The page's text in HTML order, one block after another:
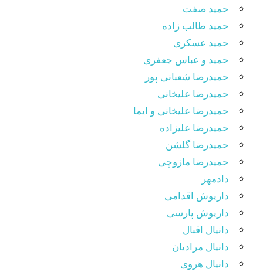
حمید صفت
حمید طالب زاده
حمید عسکری
حمید و عباس جعفری
حمیدرضا شعبانی پور
حمیدرضا علیخانی
حمیدرضا علیخانی و ایما
حمیدرضا علیزاده
حمیدرضا گلشن
حمیدرضا مازوچی
دادمهر
داریوش اقدامی
داریوش پارسی
دانیال اقبال
دانیال مرادیان
دانیال هروی